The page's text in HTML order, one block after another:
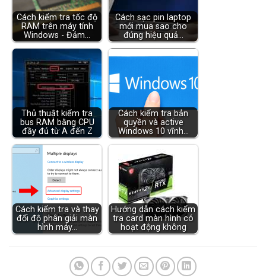
Cách kiểm tra tốc độ
RAM trên máy tính
Windows - Đảm…
Cách sạc pin laptop
mới mua sao cho
đúng hiệu quả…
Thủ thuật kiểm tra
bus RAM bằng CPU
đầy đủ từ A đến Z
Cách kiểm tra bản
quyền và active
Windows 10 vĩnh…
Cách kiểm tra và thay
đổi độ phân giải màn
hình máy…
Hướng dẫn cách kiểm
tra card màn hình có
hoạt động không